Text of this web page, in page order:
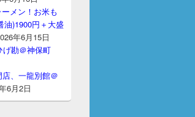
メン！お米も
油)1900円＋大盛
年6月15日
げ勘＠神保町
、一龍別館＠
6月2日